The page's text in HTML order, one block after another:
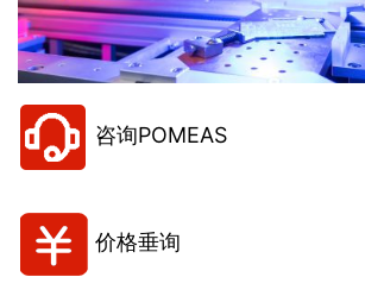
咨询POMEAS
价格垂询